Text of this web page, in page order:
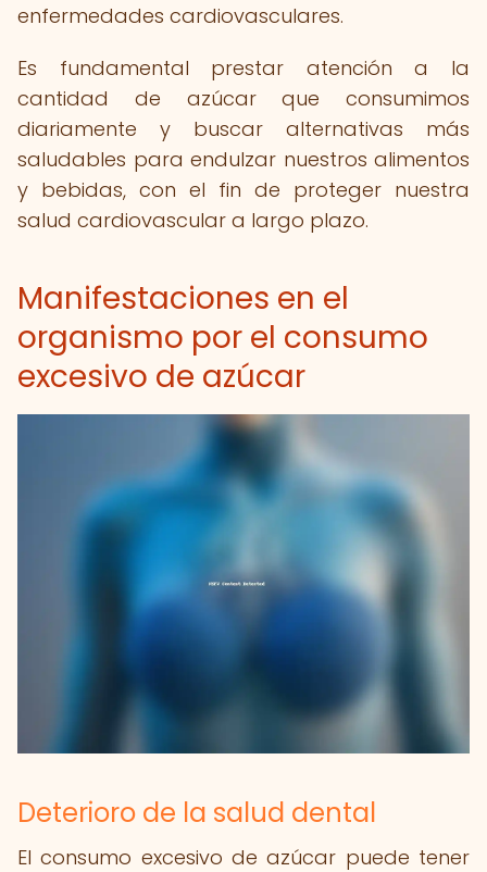
enfermedades cardiovasculares.
Es fundamental prestar atención a la
cantidad de azúcar que consumimos
diariamente y buscar alternativas más
saludables para endulzar nuestros alimentos
y bebidas, con el fin de proteger nuestra
salud cardiovascular a largo plazo.
Manifestaciones en el
organismo por el consumo
excesivo de azúcar
Deterioro de la salud dental
El consumo excesivo de azúcar puede tener